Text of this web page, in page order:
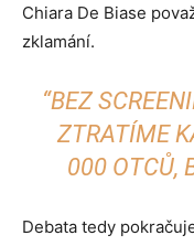
Chiara De Biase
zklamání.
“BEZ
ZTRATÍME
000 OTCŮ,
Debata tedy